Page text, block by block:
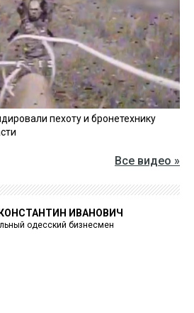
пехоту и бронетехнику
Все видео »
ИВАНОВИЧ
одесский бизнесмен